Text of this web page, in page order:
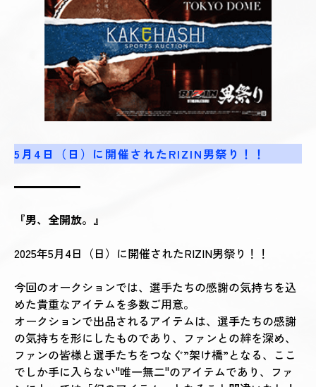
5月4日（日）に開催されたRIZIN男祭り！！
『男、全開放。』
2025年5月4日（日）に開催されたRIZIN男祭り！！
今回のオークションでは、選手たちの感謝の気持ちを込
めた貴重なアイテムを多数ご用意。
オークションで出品されるアイテムは、選手たちの感謝
の気持ちを形にしたものであり、ファンとの絆を深め、
ファンの皆様と選手たちをつなぐ”架け橋”となる、ここ
でしか手に入らない"唯一無二"のアイテムであり、ファ